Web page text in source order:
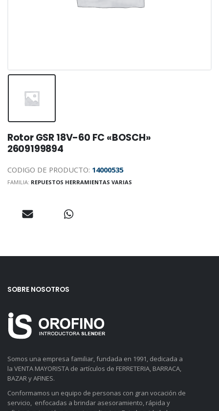
Rotor GSR 18V-60 FC «BOSCH»
2609199894
CODIGO DE PRODUCTO: 14000535
FAMILIA: REPUESTOS HERRAMIENTAS VARIAS
SOBRE NOSOTROS
Somos una empresa familiar, fundada en 1991, dedicada a
la VENTA MAYORISTA de artículos de FERRETERIA, BARRACA,
BAZAR y AFINES.
Conformamos un equipo de personas con gran vocación de
servicio, enfocadas a brindar asesoramiento, rápida y